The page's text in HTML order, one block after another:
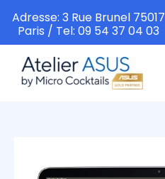
contenu
Adresse: 3 Rue Brunel 75017
Paris / Tel: 09 54 37 04 03